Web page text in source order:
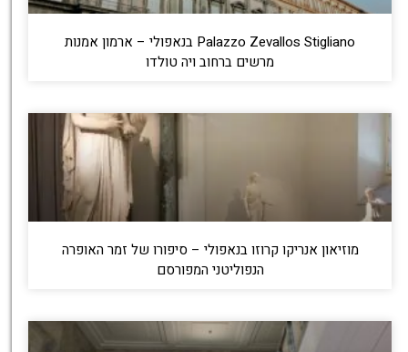
Palazzo Zevallos Stigliano בנאפולי – ארמון אמנות
מרשים ברחוב ויה טולדו
מוזיאון אנריקו קרוזו בנאפולי – סיפורו של זמר האופרה
הנפוליטני המפורסם